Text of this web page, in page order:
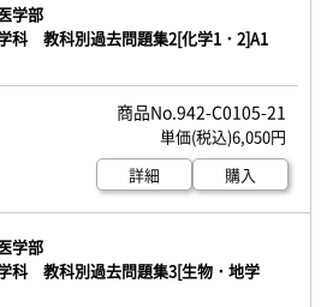
学部
科 教科別過去問題集2[化学1・2]A1
942-C0105-21
6,050円
詳細
購入
学部
科 教科別過去問題集3[生物・地学